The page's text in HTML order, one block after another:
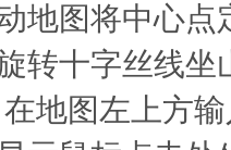
地图将中心
转十字丝线坐
地图左上方